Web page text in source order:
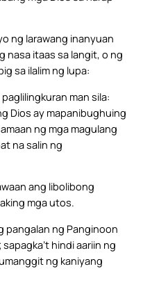
ng larawang inanyuan
nasa itaas sa langit, o ng
sa ilalim ng lupa:
man sila:
Dios ay mapanibughuing
ng mga magulang
na salin ng
ang libolibong
mga utos.
pangalan ng Panginoon
hindi aariin ng
ng kaniyang